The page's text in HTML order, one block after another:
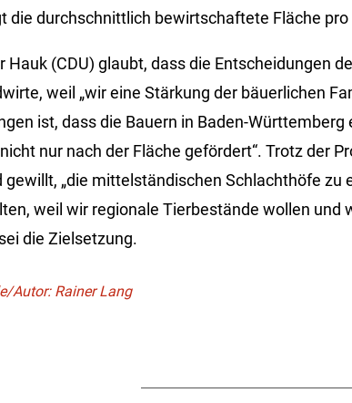
die durchschnittlich bewirtschaftete Fläche
Hauk (CDU) glaubt, dass die Entscheidungen
weil „wir eine Stärkung der bäuerlichen
ist, dass die Bauern in Baden-
nur nach der Fläche gefördert“. Trotz der
gewillt, „die mittelständischen Schlachthöfe zu
weil wir regionale Tierbestände wollen und
die Zielsetzung.
Autor: Rainer Lang